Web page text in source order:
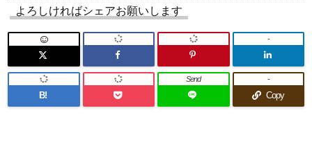
よろしければシェアお願いします
-
B!
Send
Copy
-